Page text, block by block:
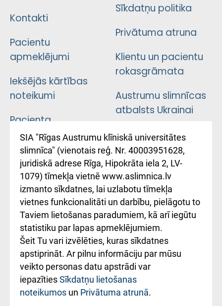
Kontakti
Pacientu
apmeklējumi
Iekšējās kārtības
noteikumi
Pacienta
atsauksmju/sūdzību
iesniegšanas
kārtība
Kā pie mums nokļūt
Rēķinu apmaksas
ceļvedis
Rekvizīti un
ārstniecības
iestādes kods
010000234
Sīkdatņu politika
Privātuma atruna
Klientu un pacientu
rokasgrāmata
Austrumu slimnīcas
atbalsts Ukrainai
Підтримка Східної
лікарні та співпраця з
Україною
SIA "Rīgas Austrumu klīniskā universitātes
slimnīca" (vienotais reģ. Nr. 40003951628,
juridiskā adrese Rīga, Hipokrāta iela 2, LV-
1079) tīmekļa vietnē www.aslimnica.lv
izmanto sīkdatnes, lai uzlabotu tīmekļa
vietnes funkcionalitāti un darbību, pielāgotu to
Taviem lietošanas paradumiem, kā arī iegūtu
statistiku par lapas apmeklējumiem.
Šeit Tu vari izvēlēties, kuras sīkdatnes
apstiprināt. Ar pilnu informāciju par mūsu
veikto personas datu apstrādi var
iepazītiesSīkdatņu lietošanas
noteikumos un Privātuma atrunā.